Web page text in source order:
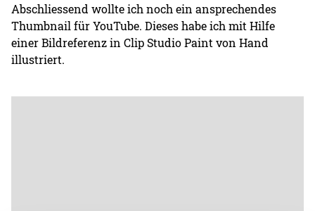
Abschliessend wollte ich noch ein ansprechendes
Thumbnail für YouTube. Dieses habe ich mit Hilfe
einer Bildreferenz in Clip Studio Paint von Hand
illustriert.